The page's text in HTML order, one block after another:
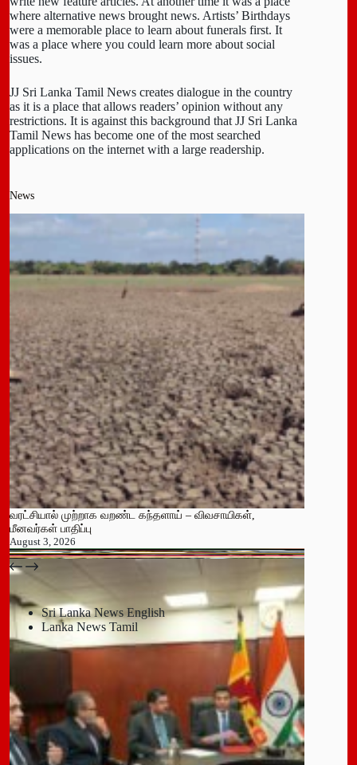
where alternative news brought news. Artists’ Birthdays
were a memorable place to learn about funerals first. It
was a place where you could learn more about social
issues.
JJ Sri Lanka Tamil News creates dialogue in the country
as it is a place that allows readers’ opinion without any
restrictions. It is against this background that JJ Sri Lanka
Tamil News has become one of the most searched
applications on the internet with a large readership.
News
வரட்சியால் முற்றாக வறண்ட கந்தளாய் – விவசாயிகள்,
மீனவர்கள் பாதிப்பு
August 3, 2026
பதுளை மாநகர சபையின் NPP உறுப்பினர் திடீர் ராஜினாமா!
July 14, 2026
Sri Lanka News English
Lanka News Tamil
Leave a Reply